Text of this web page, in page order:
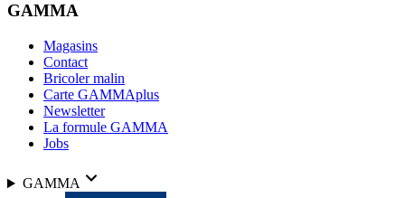
GAMMA
Magasins
Contact
Bricoler malin
Carte GAMMAplus
Newsletter
La formule GAMMA
Jobs
GAMMA